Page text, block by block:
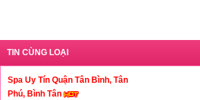
TIN CÙNG LOẠI
Spa Uy Tín Quận Tân Bình, Tân
Phú, Bình Tân